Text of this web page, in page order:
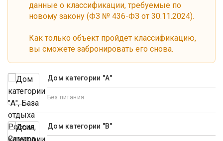
данные о классификации, требуемые по
новому закону (ФЗ № 436-ФЗ от 30.11.2024).
Как только объект пройдет классификацию,
вы сможете забронировать его снова.
Дом категории "А"
Без питания
Дом категории "В"